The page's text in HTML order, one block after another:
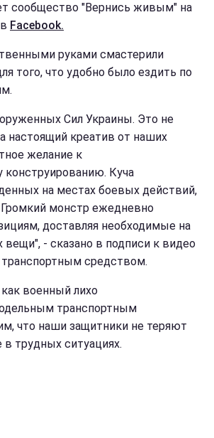
сообщество "Вернись живым" на
Facebook.
руками смастерили
того, что удобно было ездить по
Сил Украины. Это не
настоящий креатив от наших
желание к
конструированию. Куча
на местах боевых действий,
Громкий монстр ежедневно
доставляя необходимые на
вещи", - сказано в подписи к видео
средством.
военный лихо
транспортным
что наши защитники не теряют
трудных ситуациях.